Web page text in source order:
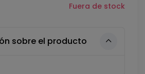
Fuera de stock
sobre el producto